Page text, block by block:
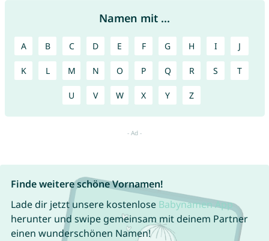
Namen mit ...
A B C D E F G H I J
K L M N O P Q R S T
U V W X Y Z
Finde weitere schöne Vornamen!
Lade dir jetzt unsere kostenlose Babynamen App
herunter und swipe gemeinsam mit deinem Partner
einen wunderschönen Namen!